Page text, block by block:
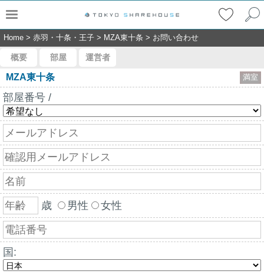
Home > 赤羽・十条・王子 > MZA東十条 > お問い合わせ
概要 部屋 運営者
MZA東十条 満室
部屋番号 /
歳 男性 女性
国: